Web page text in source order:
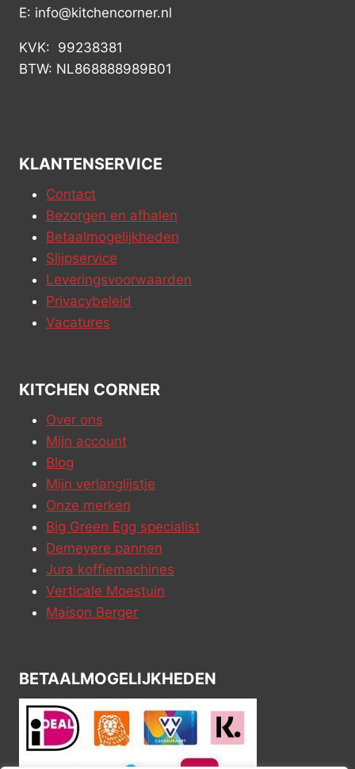
E: info@kitchencorner.nl
KVK: 99238381
BTW: NL868888989B01
KLANTENSERVICE
Contact
Bezorgen en afhalen
Betaalmogelijkheden
Slijpservice
Leveringsvoorwaarden
Privacybeleid
Vacatures
KITCHEN CORNER
Over ons
Mijn account
Blog
Mijn verlanglijstje
Onze merken
Big Green Egg specialist
Demeyere pannen
Jura koffiemachines
Verticale Moestuin
Maison Berger
BETAALMOGELIJKHEDEN